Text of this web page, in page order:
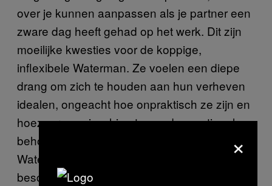
over je kunnen aanpassen als je partner een
zware dag heeft gehad op het werk. Dit zijn
moeilijke kwesties voor de koppige,
inflexibele Waterman. Ze voelen een diepe
drang om zich te houden aan hun verheven
idealen, ongeacht hoe onpraktisch ze zijn en
hoezeer ze misschien tegen de emotionele
behoeften van iemand anders in gaan.
Watermannen zullen je er in elke ruzie van
beschuldigen dat je ze tot compromissen
×